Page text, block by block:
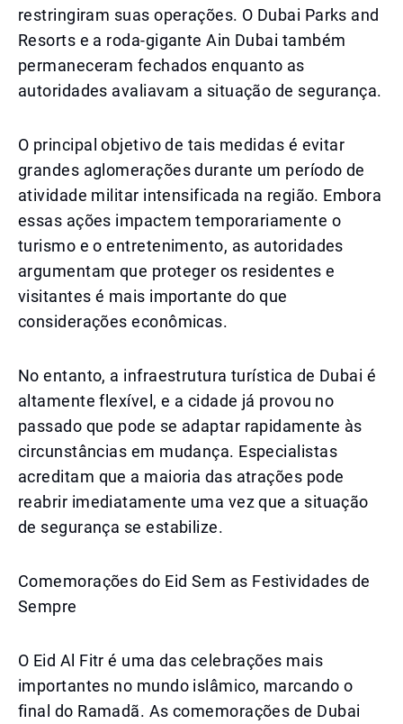
restringiram suas operações. O Dubai Parks and
Resorts e a roda-gigante Ain Dubai também
permaneceram fechados enquanto as
autoridades avaliavam a situação de segurança.
O principal objetivo de tais medidas é evitar
grandes aglomerações durante um período de
atividade militar intensificada na região. Embora
essas ações impactem temporariamente o
turismo e o entretenimento, as autoridades
argumentam que proteger os residentes e
visitantes é mais importante do que
considerações econômicas.
No entanto, a infraestrutura turística de Dubai é
altamente flexível, e a cidade já provou no
passado que pode se adaptar rapidamente às
circunstâncias em mudança. Especialistas
acreditam que a maioria das atrações pode
reabrir imediatamente uma vez que a situação
de segurança se estabilize.
Comemorações do Eid Sem as Festividades de
Sempre
O Eid Al Fitr é uma das celebrações mais
importantes no mundo islâmico, marcando o
final do Ramadã. As comemorações de Dubai